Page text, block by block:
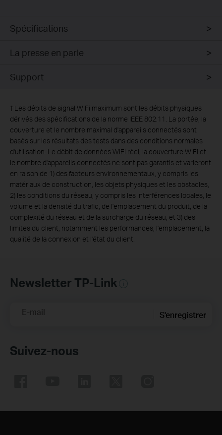
Spécifications
La presse en parle
Support
† Les débits de signal WiFi maximum sont les débits physiques
dérivés des spécifications de la norme IEEE 802.11. La portée, la
couverture et le nombre maximal d'appareils connectés sont
basés sur les résultats des tests dans des conditions normales
d'utilisation. Le débit de données WiFi réel, la couverture WiFi et
le nombre d'appareils connectés ne sont pas garantis et varieront
en raison de 1) des facteurs environnementaux, y compris les
matériaux de construction, les objets physiques et les obstacles,
2) les conditions du réseau, y compris les interférences locales, le
volume et la densité du trafic, de l'emplacement du produit, de la
complexité du réseau et de la surcharge du réseau, et 3) des
limites du client, notamment les performances, l'emplacement, la
qualité de la connexion et l'état du client.
Newsletter TP-Link
E-mail S'enregistrer
Suivez-nous